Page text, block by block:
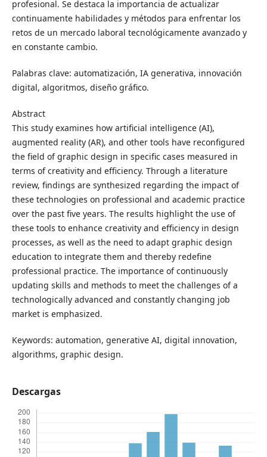
profesional. Se destaca la importancia de actualizar
continuamente habilidades y métodos para enfrentar los
retos de un mercado laboral tecnológicamente avanzado y
en constante cambio.
Palabras clave: automatización, IA generativa, innovación
digital, algoritmos, diseño gráfico.
Abstract
This study examines how artificial intelligence (AI),
augmented reality (AR), and other tools have reconfigured
the field of graphic design in specific cases measured in
terms of creativity and efficiency. Through a literature
review, findings are synthesized regarding the impact of
these technologies on professional and academic practice
over the past five years. The results highlight the use of
these tools to enhance creativity and efficiency in design
processes, as well as the need to adapt graphic design
education to integrate them and thereby redefine
professional practice. The importance of continuously
updating skills and methods to meet the challenges of a
technologically advanced and constantly changing job
market is emphasized.
Keywords: automation, generative AI, digital innovation,
algorithms, graphic design.
Descargas